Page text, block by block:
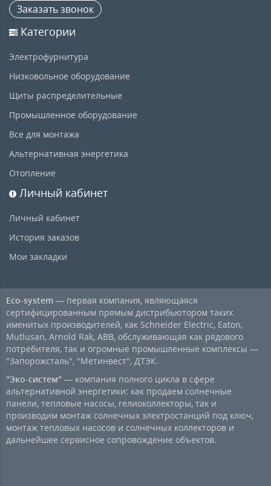
Заказать звонок
Категории
Электрофурнитура
Низковольное оборудование
Щиты распределительные
Промышленное оборудование
Все для монтажа
Альтернативная энергетика
Отопление
Личный кабинет
Личный кабинет
История заказов
Мои закладки
Eco-system — первая компания, являющаяся
сертифицированным прямым дистрибьютором таких
именитых производителей, как Schneider Electric, Eaton,
Mutlusan, Arnold Rak, ABB, обслуживающая как рядового
потребителя, так и огромные промышленные комплексы —
"Запорожсталь", "Метинвест", ДТЭК.
"Эко-систем" — компания полного цикла в сфере
альтернативной энергетики: как продаем солнечные
панели, тепловые насосы, гелиоколлекторы, так и
производим монтаж солнечных электростанций под ключ,
монтаж тепловых насосов и солнечных коллекторов и
дальнейшее сервисное сопровождение объектов.